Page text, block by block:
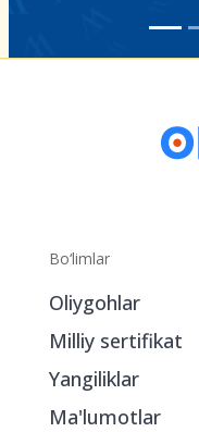
Bo‘limlar
Oliygohlar
Milliy sertifikat
Yangiliklar
Ma'lumotlar